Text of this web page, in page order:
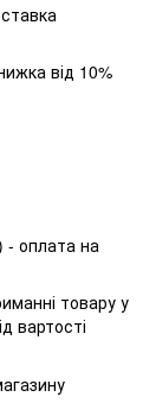
від 10%
- оплата на
товару у
вартості